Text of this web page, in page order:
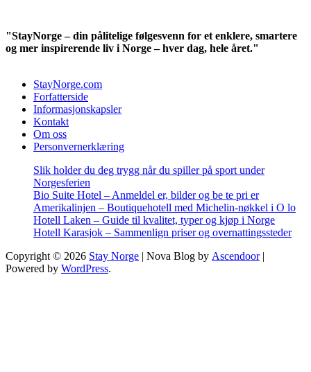
"StayNorge – din pålitelige følgesvenn for et enklere, smartere
og mer inspirerende liv i Norge – hver dag, hele året."
StayNorge.com
Forfatterside
Informasjonskapsler
Kontakt
Om oss
Personvernerklæring
Slik holder du deg trygg når du spiller på sport under
Norgesferien
Bio Suite Hotel – Anmeldel er, bilder og be te pri er
Amerikalinjen – Boutiquehotell med Michelin-nøkkel i O lo
Hotell Laken – Guide til kvalitet, typer og kjøp i Norge
Hotell Karasjok – Sammenlign priser og overnattingssteder
Copyright © 2026 Stay Norge | Nova Blog by Ascendoor|
Powered by WordPress.